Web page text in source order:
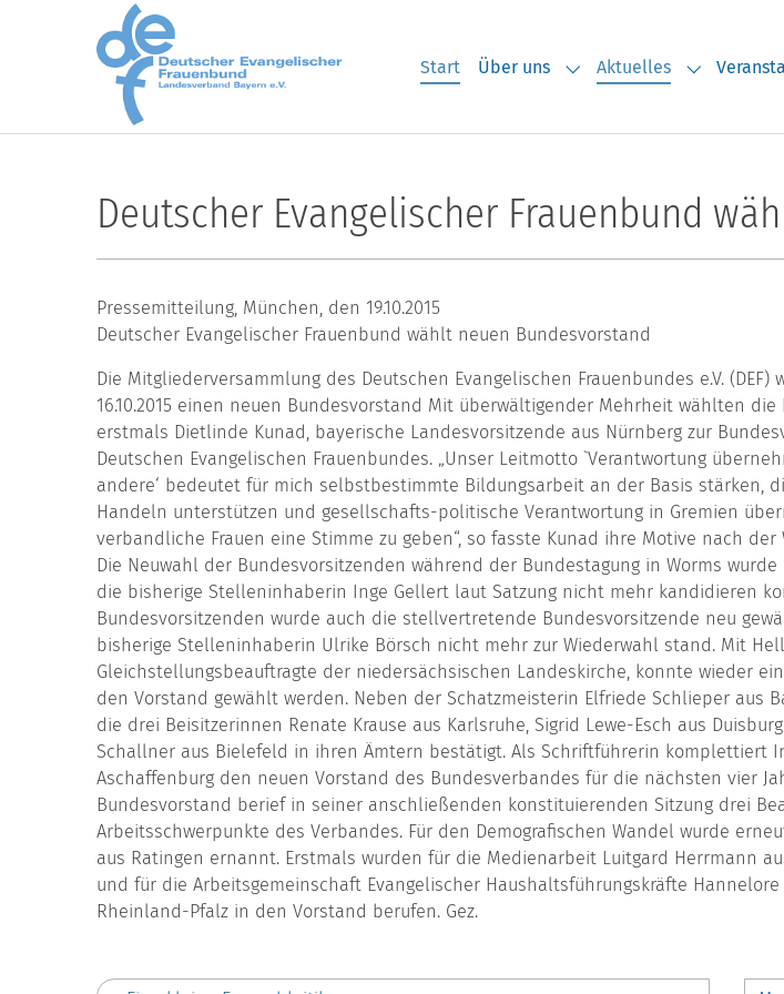
Skip to main content
Start Über uns
Submenu for "Über uns"
Aktuelles
Submenu
Deutscher Evangelischer Frauenbund
Pressemitteilung, München, den 19.10.2015
Deutscher Evangelischer Frauenbund wählt neuen Bundesvorstand
Die Mitgliederversammlung des Deutschen Evangelischen Frauenbundes e.V. (DEF)
16.10.2015 einen neuen Bundesvorstand Mit überwältigender Mehrheit wählten die
erstmals Dietlinde Kunad, bayerische Landesvorsitzende aus Nürnberg zur
Deutschen Evangelischen Frauenbundes. „Unser Leitmotto `Verantwortung
andere‘ bedeutet für mich selbstbestimmte Bildungsarbeit an der Basis stärken,
Handeln unterstützen und gesellschafts-politische Verantwortung in Gremien
verbandliche Frauen eine Stimme zu geben“, so fasste Kunad ihre Motive nach der
Die Neuwahl der Bundesvorsitzenden während der Bundestagung in Worms wurde
die bisherige Stelleninhaberin Inge Gellert laut Satzung nicht mehr kandidieren
Bundesvorsitzenden wurde auch die stellvertretende Bundesvorsitzende neu
bisherige Stelleninhaberin Ulrike Börsch nicht mehr zur Wiederwahl stand. Mit
Gleichstellungsbeauftragte der niedersächsischen Landeskirche, konnte wieder
den Vorstand gewählt werden. Neben der Schatzmeisterin Elfriede Schlieper aus
die drei Beisitzerinnen Renate Krause aus Karlsruhe, Sigrid Lewe-Esch aus
Schallner aus Bielefeld in ihren Ämtern bestätigt. Als Schriftführerin komplettiert
Aschaffenburg den neuen Vorstand des Bundesverbandes für die nächsten vier
Bundesvorstand berief in seiner anschließenden konstituierenden Sitzung drei
Arbeitsschwerpunkte des Verbandes. Für den Demografischen Wandel wurde
aus Ratingen ernannt. Erstmals wurden für die Medienarbeit Luitgard Herrmann
und für die Arbeitsgemeinschaft Evangelischer Haushaltsführungskräfte Hannelore
Rheinland-Pfalz in den Vorstand berufen. Gez.